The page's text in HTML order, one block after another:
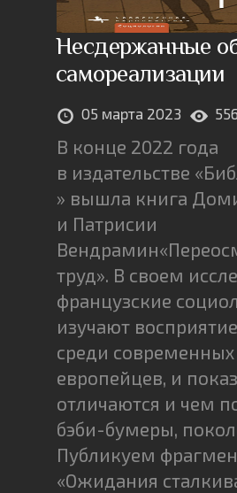
Несдержанные
самореализации
05 марта 2023 556
В конце 2022 года
в издательстве
» вышла книга
и Патрисии
труд». В своем
французские
изучают
среди современных
европейцев, и
отличаются и чем
бэби-бумеры,
Публикуем
«Ожидания